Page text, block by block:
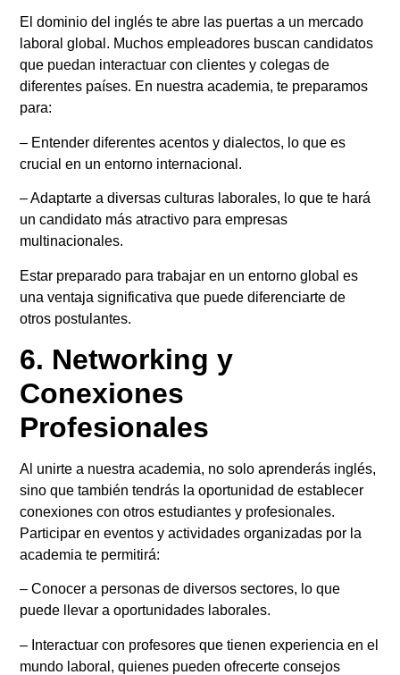
El dominio del inglés te abre las puertas a un mercado
laboral global. Muchos empleadores buscan candidatos
que puedan interactuar con clientes y colegas de
diferentes países. En nuestra academia, te preparamos
para:
– Entender diferentes acentos y dialectos, lo que es
crucial en un entorno internacional.
– Adaptarte a diversas culturas laborales, lo que te hará
un candidato más atractivo para empresas
multinacionales.
Estar preparado para trabajar en un entorno global es
una ventaja significativa que puede diferenciarte de
otros postulantes.
6. Networking y
Conexiones
Profesionales
Al unirte a nuestra academia, no solo aprenderás inglés,
sino que también tendrás la oportunidad de establecer
conexiones con otros estudiantes y profesionales.
Participar en eventos y actividades organizadas por la
academia te permitirá:
– Conocer a personas de diversos sectores, lo que
puede llevar a oportunidades laborales.
– Interactuar con profesores que tienen experiencia en el
mundo laboral, quienes pueden ofrecerte consejos